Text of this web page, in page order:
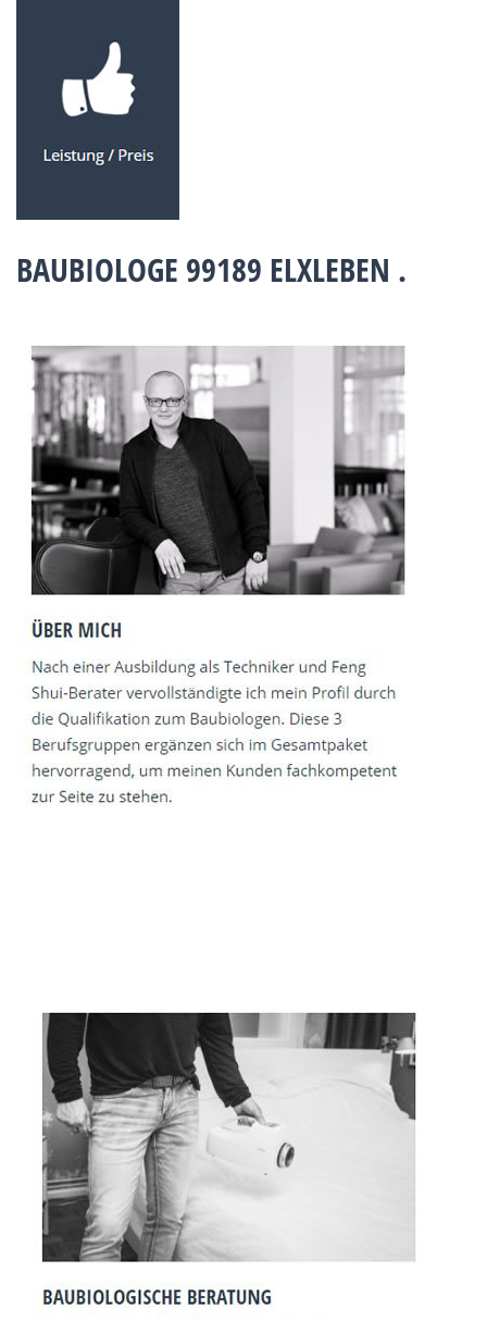
BAUBIOLOGE 99189 ELXLEBEN .